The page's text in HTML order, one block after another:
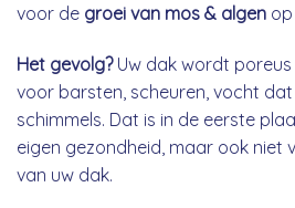
voor de groei van mos & algen
Het gevolg?Uw dak wordt
voor barsten, scheuren, vocht
schimmels. Dat is in de eerste
eigen gezondheid, maar ook niet
van uw dak.